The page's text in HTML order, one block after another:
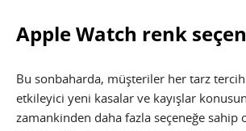
Apple Watch renk
Bu sonbaharda, müşteriler her tarz
etkileyici yeni kasalar ve kayışlar
zamankinden daha fazla seçeneğe sahip